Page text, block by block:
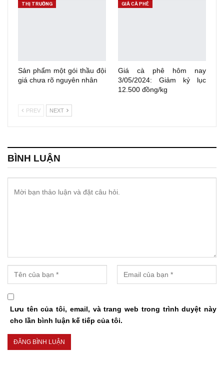
THỊ TRƯỜNG
Sản phẩm một gói thầu đội
giá chưa rõ nguyên nhân
GIÁ CÀ PHÊ
Giá cà phê hôm nay
3/05/2024: Giảm kỷ lục
12.500 đồng/kg
PREV NEXT
BÌNH LUẬN
Lưu tên của tôi, email, và trang web trong trình duyệt này
cho lần bình luận kế tiếp của tôi.